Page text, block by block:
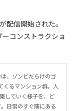
配信開始された。
ーコンストラクショ
は、ゾンビだらけのゴ
くるマンション群。人
していく様子を、ど
日常のすぐ隣にある